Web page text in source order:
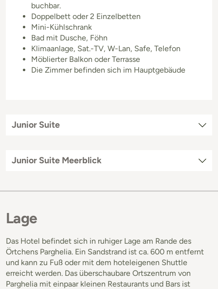
buchbar.
Doppelbett oder 2 Einzelbetten
Mini-Kühlschrank
Bad mit Dusche, Föhn
Klimaanlage, Sat.-TV, W-Lan, Safe, Telefon
Möblierter Balkon oder Terrasse
Die Zimmer befinden sich im Hauptgebäude
Junior Suite
Junior Suite Meerblick
Lage
Das Hotel befindet sich in ruhiger Lage am Rande des
Örtchens Parghelia. Ein Sandstrand ist ca. 600 m entfernt
und kann zu Fuß oder mit dem hoteleigenen Shuttle
erreicht werden. Das überschaubare Ortszentrum von
Parghelia mit einpaar kleinen Restaurants und Bars ist